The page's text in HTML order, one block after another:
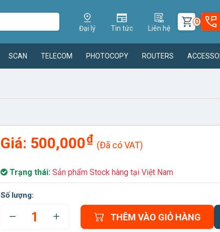
Đại lý Tin tức Liên hệ
0
SCAN TELECOM PHOTOCOPY ROUTERS
Giá: 500,000₫ (Đã có VAT)
Trạng thái: Sản phẩm Stock hàng tại Việt Nam
Số lượng:
THÊM VÀO GIỎ HÀNG